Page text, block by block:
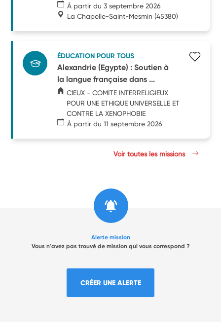
À partir du 3 septembre 2026
La Chapelle-Saint-Mesmin (45380)
ÉDUCATION POUR TOUS
Alexandrie (Egypte) : Soutien à
la langue française dans ...
CIEUX - COMITE INTERRELIGIEUX
POUR UNE ETHIQUE UNIVERSELLE ET
CONTRE LA XENOPHOBIE
À partir du 11 septembre 2026
Voir toutes les missions
Alerte mission
Vous n'avez pas trouvé de mission qui vous correspond ?
CRÉER UNE ALERTE